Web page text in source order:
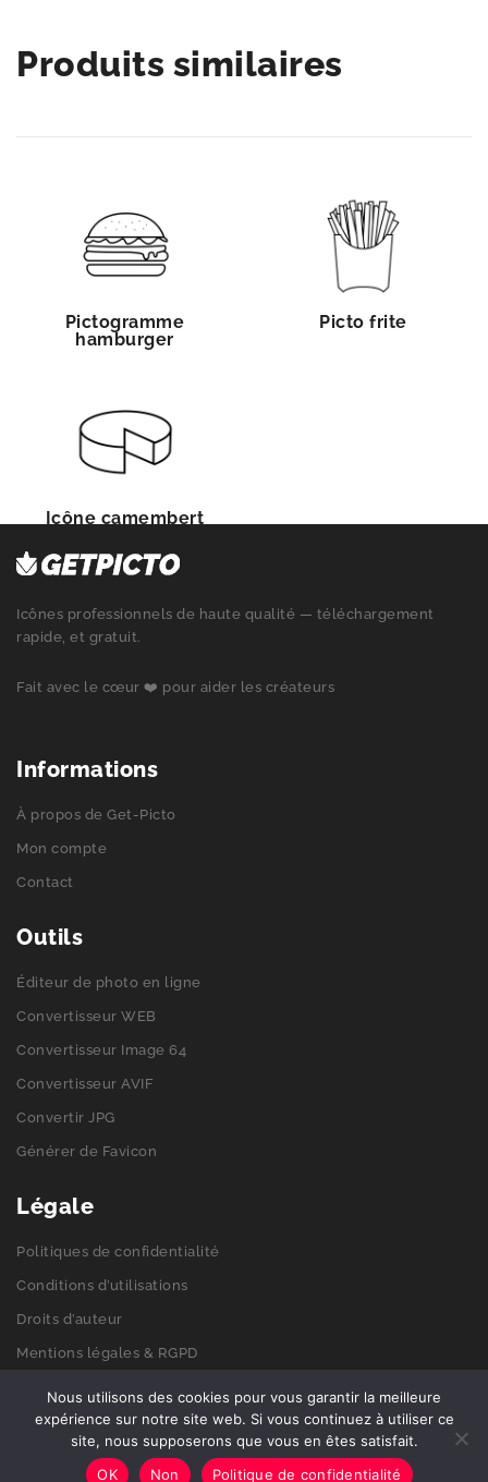
Produits similaires
Pictogramme
hamburger
Picto frite
Icône camembert
Icônes professionnels de haute qualité — téléchargement
rapide, et gratuit.
Fait avec le cœur ❤️ pour aider les créateurs
Informations
À propos de Get-Picto
Mon compte
Contact
Outils
Éditeur de photo en ligne
Convertisseur WEB
Convertisseur Image 64
Convertisseur AVIF
Convertir JPG
Générer de Favicon
Légale
Politiques de confidentialité
Conditions d’utilisations
Droits d’auteur
Mentions légales & RGPD
© 2026 Get-picto. Tous droits réservés.
Nous utilisons des cookies pour vous garantir la meilleure
expérience sur notre site web. Si vous continuez à utiliser ce
site, nous supposerons que vous en êtes satisfait.
OK
Non Politique de confidentialité